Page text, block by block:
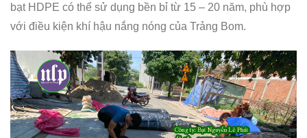
bạt HDPE có thể sử dụng bền bỉ từ 15 – 20 năm, phù hợp
với điều kiện khí hậu nắng nóng của Trảng Bom.